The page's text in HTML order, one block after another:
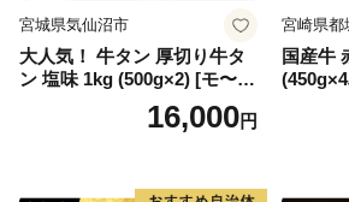
宮城県気仙沼市
大人気！ 牛タン 厚切り牛タ
ン 塩味 1kg (500g×2) [モ〜ラ
ンド 宮城県 気仙沼市 205646
60] 肉 牛肉 精肉 牛たん 牛タ
厚切り タン
16,000円
宮崎県都
国産牛